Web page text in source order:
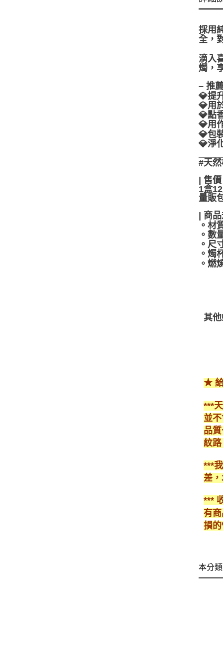
採用
全，
滴入
燭，
– 推
💎提
💎用
💎點
💎用
💎包
💎淨
#天
| 售
1盒
量販
| 商
。材
。數
。尺
。燭
。燃
其
★
***
並
品
紋
***
差
***
有
損
本分